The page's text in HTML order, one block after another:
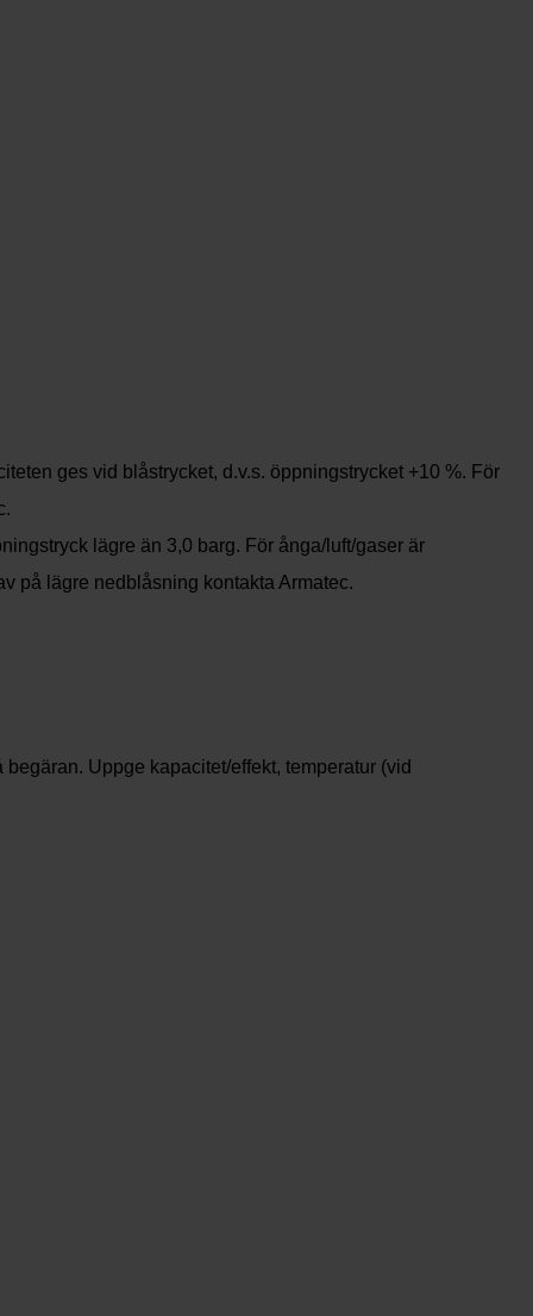
ges vid blåstrycket, d.v.s. öppningstrycket +10 %. För
lägre än 3,0 barg. För ånga/luft/gaser är
på lägre nedblåsning kontakta Armatec.
Uppge kapacitet/effekt, temperatur (vid